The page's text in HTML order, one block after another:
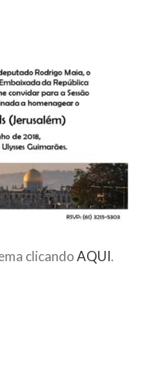
Al-Hussein
Diante da
Ibn Ali Ibn Abi Táleb
(Formosura
clicandoAQUI.